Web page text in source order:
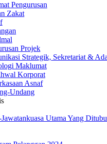
Pengurusan
Zakat
Projek
Strategik, Sekretariat &
Maklumat
Korporat
Asnaf
Undang
Jawatankuasa Utama Yang